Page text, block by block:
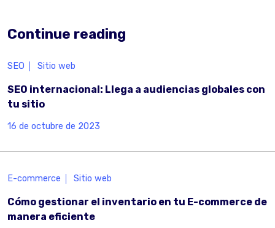
Continue reading
SEO Sitio web
SEO internacional: Llega a audiencias globales con
tu sitio
16 de octubre de 2023
E-commerce Sitio web
Cómo gestionar el inventario en tu E-commerce de
manera eficiente